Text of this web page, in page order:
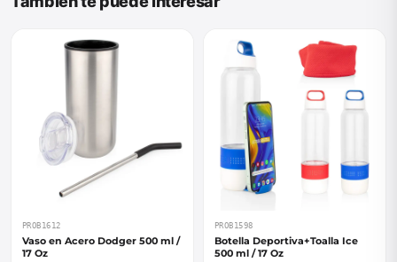
PROB1612
Vaso en Acero Dodger 500 ml /
17 Oz
PROB1598
Botella Deportiva+Toalla Ice
500 ml / 17 Oz